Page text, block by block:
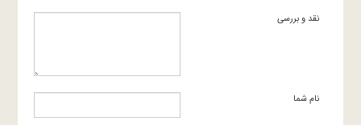
نقد و بررسی
نام شما